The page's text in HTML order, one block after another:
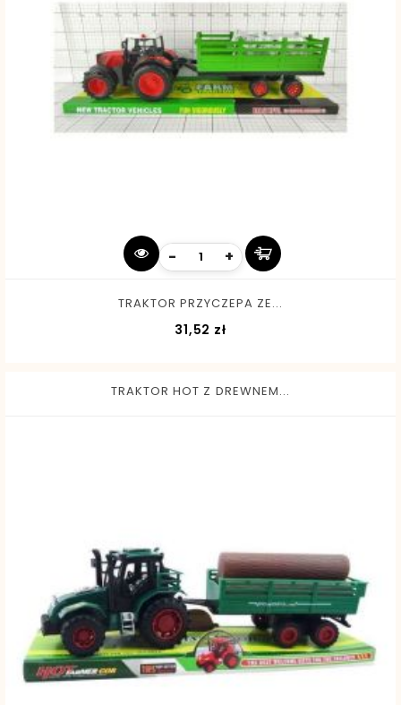
- +
TRAKTOR PRZYCZEPA ZE...
31,52 zł
TRAKTOR HOT Z DREWNEM...